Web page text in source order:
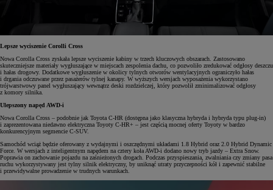
Lepsze wyciszenie Corolli Cross
Nowa Corolla Cross zyskała lepsze wyciszenie kabiny w trzech kluczowych obszarach. Zastosowano
skuteczniejsze materiały wygłuszające w miejscach zespolenia dachu, co pozwoliło zredukować odgłosy deszczu
i hałas drogowy. Dodatkowe wygłuszenie w okolicy tylnych otworów wentylacyjnych ograniczyło hałas
i drgania odczuwane przez pasażerów tylnej kanapy. W wyższych wersjach wyposażenia wykorzystano
trójwarstwowy panel wygłuszający wewnątrz deski rozdzielczej, który pozwolił zminimalizować odgłosy
z komory silnika.
Ulepszony napęd AWD-i
Nowa Corolla Cross – podobnie jak Toyota C-HR (dostępna jako klasyczna hybryda i hybryda typu plug-in)
i zaprezentowana niedawno elektryczna Toyoty C-HR+ – jest częścią mocnej oferty Toyoty w bardzo
konkurencyjnym segmencie C-SUV.
Samochód wciąż będzie oferowany z wydajnymi i oszczędnymi układami 1.8 Hybrid oraz 2.0 Hybrid Dynamic
Force. W wersjach z inteligentnym napędem na cztery koła AWD-i dodano nowy tryb jazdy – Extra Snow.
Poprawia on zachowanie pojazdu na zaśnieżonych drogach. Podczas przyspieszania, zwalniania czy zmiany pasa
ruchu wykorzystywany jest tylny silnik elektryczny, by uniknąć utraty przyczepności kół i zapewnić stabilne
i przewidywalne prowadzenie w trudnych warunkach.